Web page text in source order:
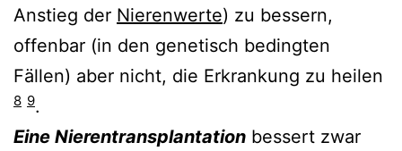
Anstieg der Nierenwerte) zu bessern,
offenbar (in den genetisch bedingten
Fällen) aber nicht, die Erkrankung zu heilen
8 9.
Eine Nierentransplantation bessert zwar